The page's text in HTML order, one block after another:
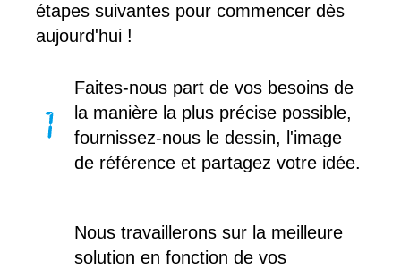
étapes suivantes pour commencer dès
aujourd'hui !
Faites-nous part de vos besoins de
la manière la plus précise possible,
fournissez-nous le dessin, l'image
de référence et partagez votre idée.
Nous travaillerons sur la meilleure
solution en fonction de vos